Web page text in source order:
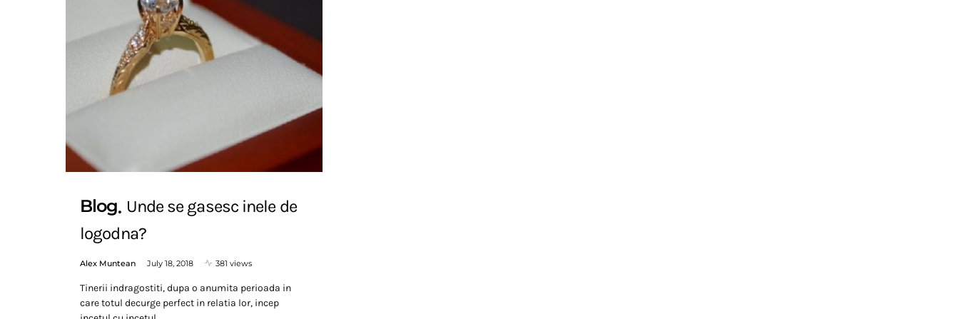
Blog Unde se gasesc inele de
logodna?
Alex Muntean July 18, 2018 381 views
Tinerii indragostiti, dupa o anumita perioada in
care totul decurge perfect in relatia lor, incep